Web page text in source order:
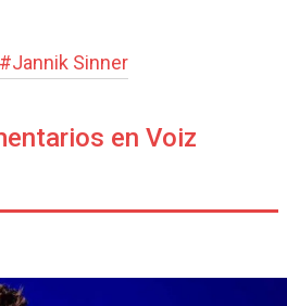
#Jannik Sinner
en Voiz